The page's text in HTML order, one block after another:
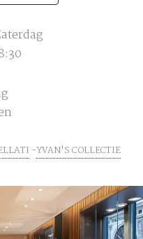
YVAN'S COLLECTIE